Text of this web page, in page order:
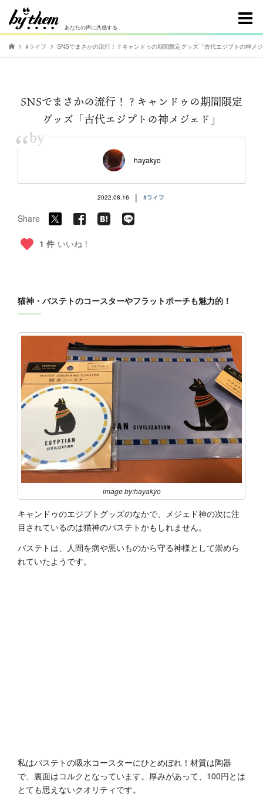
あなたの声に共感する
#ライフ SNSでまさかの流行！？キャンドゥの期間限定グッズ「古代エジプトの神メ
SNSでまさかの流行！？キャンドゥの期間限定
グッズ「古代エジプトの神メジェド」
“by
hayakyo
2022.08.16 | #ライフ
Share
1 件 いいね！
猫神・バステトのコースターやフラットポーチも魅力的！
image by:hayakyo
キャンドゥのエジプトグッズのなかで、メジェド神の次に注
目されているのは猫神のバステトかもしれません。
バステトは、人間を病や悪いものから守る神様として崇めら
れていたようです。
私はバステトの吸水コースターにひとめぼれ！材質は陶器
で、裏面はコルクとなっています。厚みがあって、100円とは
とても思えないクオリティです。